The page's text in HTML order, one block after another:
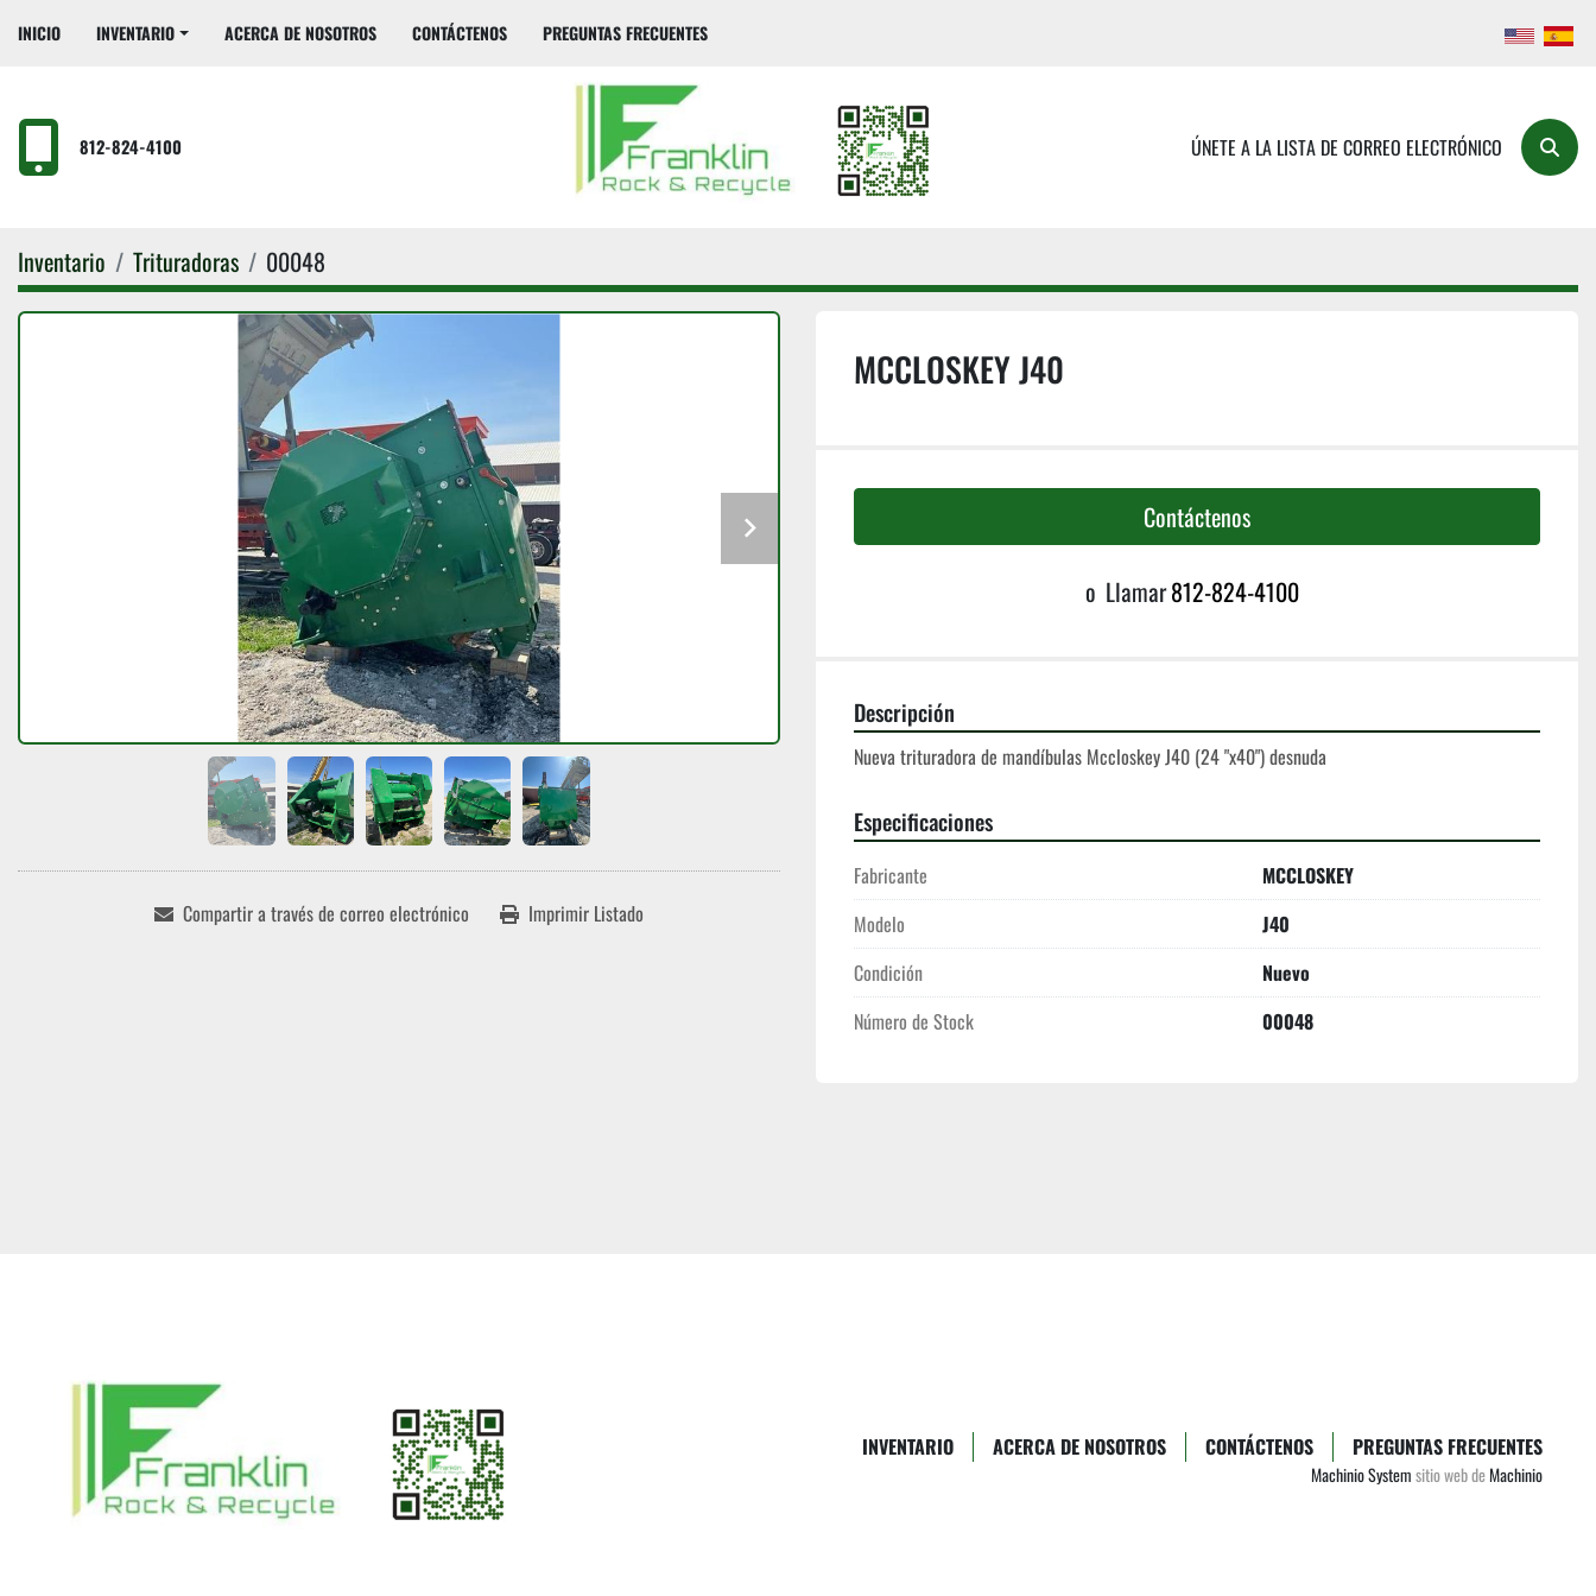
INICIO INVENTARIO ACERCA DE NOSOTROS CONTÁCTENOS PREGUNTAS FRECUENTES
812-824-4100 ÚNETE A LA LISTA DE CORREO ELECTRÓNICO Buscar
Inventario Trituradoras 00048
Compartir a través de correo electrónico Imprimir Listado
MCCLOSKEY J40
Contáctenos
o Llamar812-824-4100
Descripción
Nueva trituradora de mandíbulas Mccloskey J40 (24 "x40") desnuda
Especificaciones
Fabricante
MCCLOSKEY
Modelo
J40
Condición
Nuevo
Número de Stock
00048
INVENTARIO ACERCA DE NOSOTROS CONTÁCTENOS PREGUNTAS FRECUENTES
Machinio Systemsitio web deMachinio